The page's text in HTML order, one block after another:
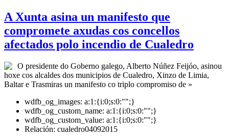
A Xunta asina un manifesto que
compromete axudas cos concellos
afectados polo incendio de Cualedro
O presidente do Goberno galego, Alberto Núñez Feijóo, asinou
hoxe cos alcaldes dos municipios de Cualedro, Xinzo de Limia,
Baltar e Trasmiras un manifesto co triplo compromiso de »
wdfb_og_images: a:1:{i:0;s:0:"";}
wdfb_og_custom_name: a:1:{i:0;s:0:"";}
wdfb_og_custom_value: a:1:{i:0;s:0:"";}
Relación: cualedro04092015